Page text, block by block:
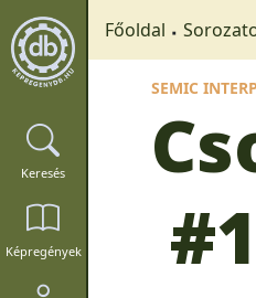
Keresés
Képregények
Főoldal
SEMIC